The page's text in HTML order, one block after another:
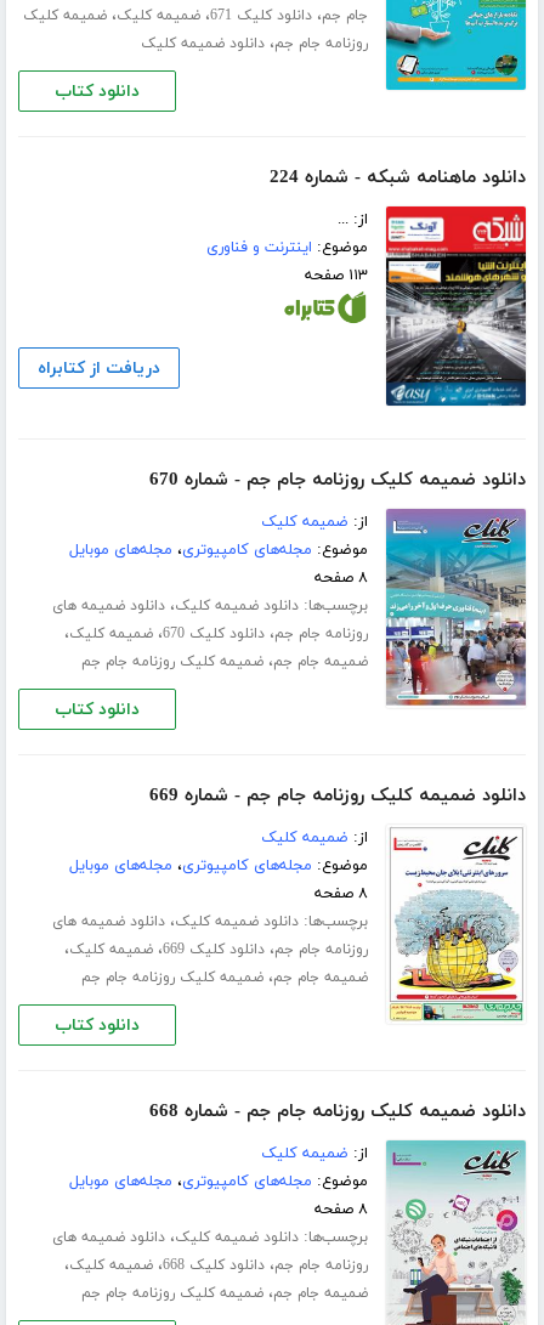
جام جم،دانلود کلیک 671 ،ضمیمه کلیک،ضمیمه کلیک
روزنامه جام جم،دانلود ضمیمه کلیک
دانلود کتاب
دانلود ماهنامه شبکه - شماره 224
از: ...
موضوع: اینترنت و فناوری
۱۱۳ صفحه
دریافت از کتابراه
دانلود ضمیمه کلیک روزنامه جام جم - شماره 670
از: ضمیمه کلیک
موضوع: مجله‌های کامپیوتری، مجله‌های موبایل
۸ صفحه
برچسب‌ها:دانلود ضمیمه کلیک،دانلود ضمیمه های
روزنامه جام جم،دانلود کلیک 670 ،ضمیمه کلیک،
ضمیمه جام جم،ضمیمه کلیک روزنامه جام جم
دانلود کتاب
دانلود ضمیمه کلیک روزنامه جام جم - شماره 669
از: ضمیمه کلیک
موضوع: مجله‌های کامپیوتری، مجله‌های موبایل
۸ صفحه
برچسب‌ها:دانلود ضمیمه کلیک،دانلود ضمیمه های
روزنامه جام جم،دانلود کلیک 669 ،ضمیمه کلیک،
ضمیمه جام جم،ضمیمه کلیک روزنامه جام جم
دانلود کتاب
دانلود ضمیمه کلیک روزنامه جام جم - شماره 668
از: ضمیمه کلیک
موضوع: مجله‌های کامپیوتری، مجله‌های موبایل
۸ صفحه
برچسب‌ها:دانلود ضمیمه کلیک،دانلود ضمیمه های
روزنامه جام جم،دانلود کلیک 668 ،ضمیمه کلیک،
ضمیمه جام جم،ضمیمه کلیک روزنامه جام جم